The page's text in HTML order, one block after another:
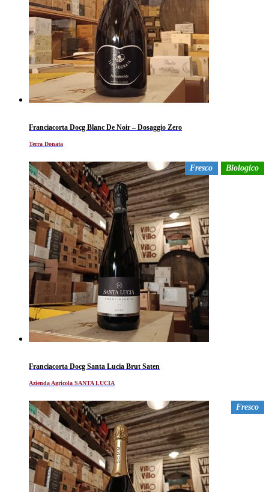
Franciacorta Docg Blanc De Noir – Dosaggio Zero
Terra Donata
Fresco Biologico
Franciacorta Docg Santa Lucia Brut Saten
Azienda Agricola SANTA LUCIA
Fresco